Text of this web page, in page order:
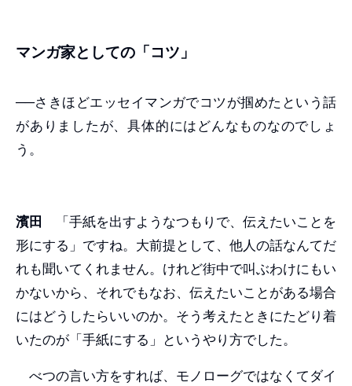
マンガ家としての「コツ」
──さきほどエッセイマンガでコツが掴めたという話
がありましたが、具体的にはどんなものなのでしょ
う。
濱田
「手紙を出すようなつもりで、伝えたいことを
形にする」ですね。大前提として、他人の話なんてだ
れも聞いてくれません。けれど街中で叫ぶわけにもい
かないから、それでもなお、伝えたいことがある場合
にはどうしたらいいのか。そう考えたときにたどり着
いたのが「手紙にする」というやり方でした。
べつの言い方をすれば、モノローグではなくてダイ